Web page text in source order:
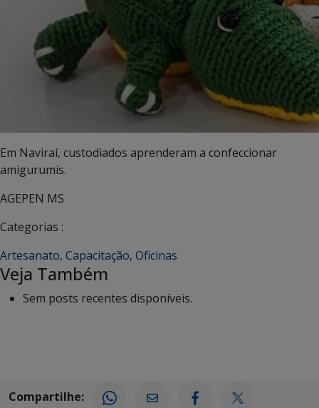
Em Naviraí, custodiados aprenderam a confeccionar
amigurumis.
AGEPEN MS
Categorias :
Artesanato, Capacitação, Oficinas
Veja Também
Sem posts recentes disponíveis.
Compartilhe: